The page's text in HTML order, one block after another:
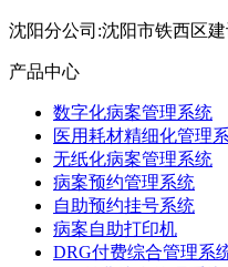
沈阳分公司:沈阳市铁西区
产品中心
数字化病案管理系统
医用耗材精细化管理
无纸化病案管理系统
病案预约管理系统
自助预约挂号系统
病案自助打印机
DRG付费综合管理系